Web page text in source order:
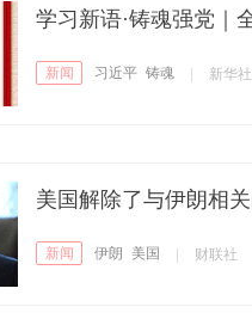
学习新语·铸魂强党｜
新闻 习近平 铸魂 新华
美国解除了与伊朗相
新闻 伊朗 美国 财联社